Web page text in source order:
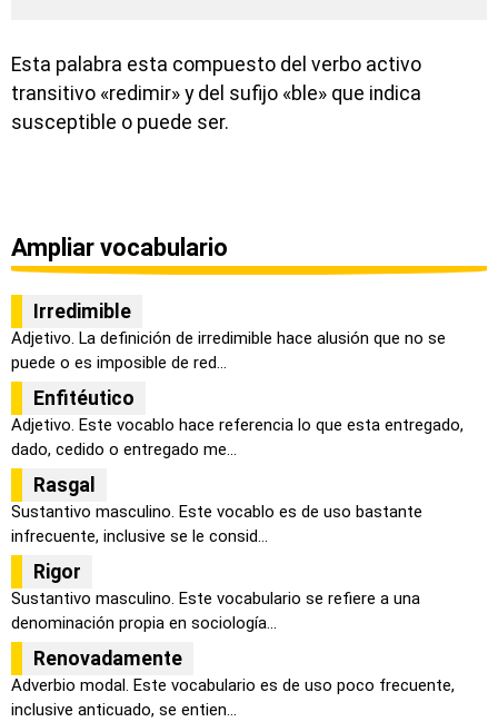
Esta palabra esta compuesto del verbo activo
transitivo «redimir» y del sufijo «ble» que indica
susceptible o puede ser.
Ampliar vocabulario
Irredimible
Adjetivo. La definición de irredimible hace alusión que no se
puede o es imposible de red...
Enfitéutico
Adjetivo. Este vocablo hace referencia lo que esta entregado,
dado, cedido o entregado me...
Rasgal
Sustantivo masculino. Este vocablo es de uso bastante
infrecuente, inclusive se le consid...
Rigor
Sustantivo masculino. Este vocabulario se refiere a una
denominación propia en sociología...
Renovadamente
Adverbio modal. Este vocabulario es de uso poco frecuente,
inclusive anticuado, se entien...